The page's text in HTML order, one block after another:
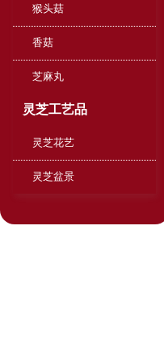
猴头菇
香菇
芝麻丸
灵芝工艺品
灵芝花艺
灵芝盆景